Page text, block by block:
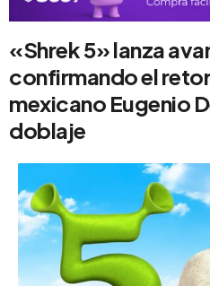
«Shrek 5» lanza
confirmando el
mexicano Eugenio
doblaje